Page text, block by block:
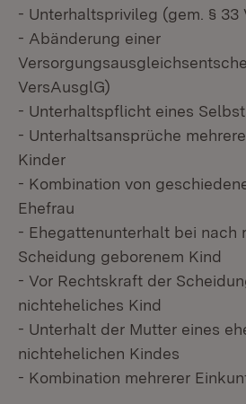
- Unterhaltsprivileg (gem. § 33
- Abänderung einer
VersAusglG)
- Unterhaltspflicht eines
- Unterhaltsansprüche
Kinder
- Kombination von
Ehefrau
- Ehegattenunterhalt bei nach
Scheidung geborenem Kind
- Vor Rechtskraft der
nichteheliches Kind
- Unterhalt der Mutter eines
nichtehelichen Kindes
- Kombination mehrerer